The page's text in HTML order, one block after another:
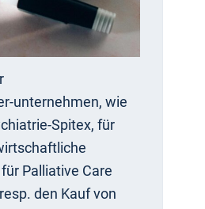
unternehmen, wie
Spitex, für
Palliative Care
den Kauf von